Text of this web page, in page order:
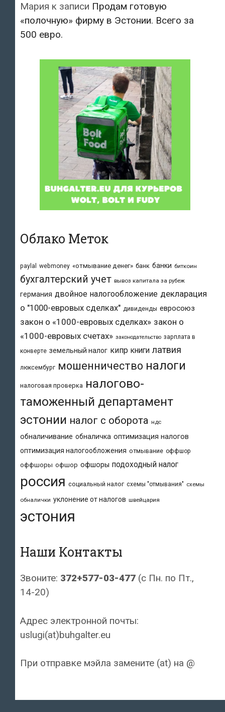
Мария к записи Продам готовую
«полочную» фирму в Эстонии. Всего за
500 евро.
Облако Меток
paylal webmoney «отмывание денег» банк банки биткоин
бухгалтерский учет вывоз капитала за рубеж
германия двойное налогообложение декларация
о "1000-евровых сделках" дивиденды евросоюз
закон о «1000-евровых сделках» закон о
«1000-евровых счетах» законодательство зарплата в
конверте земельный налог кипр книги латвия
люксембург мошенничество налоги
налоговая проверка налогово-
таможенный департамент
эстонии налог с оборота ндс
обналичивание обналичка оптимизация налогов
оптимизация налогообложения отмывание оффшор
оффшоры офшор офшоры подоходный налог
россия социальный налог схемы "отмывания" схемы
обналички уклонение от налогов швейцария
эстония
Наши Контакты
Звоните: 372+577-03-477 (с Пн. по Пт.,
14-20)
Адрес электронной почты:
uslugi(at)buhgalter.eu
При отправке мэйла замените (at) на @